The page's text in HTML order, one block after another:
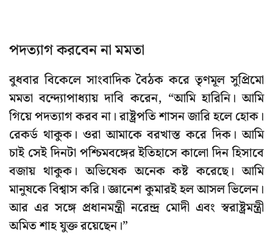
পদত্যাগ করবেন না মমতা
বুধবার বিকেলে সাংবাদিক বৈঠক করে তৃণমূল সুপ্রিমো
মমতা বন্দ্যোপাধ্যায় দাবি করেন, “আমি হারিনি। আমি
গিয়ে পদত্যাগ করব না। রাষ্ট্রপতি শাসন জারি হলে হোক।
রেকর্ড থাকুক। ওরা আমাকে বরখাস্ত করে দিক। আমি
চাই সেই দিনটা পশ্চিমবঙ্গের ইতিহাসে কালো দিন হিসাবে
বজায় থাকুক। অভিষেক অনেক কষ্ট করেছে। আমি
মানুষকে বিশ্বাস করি। জ্ঞানেশ কুমারই হল আসল ভিলেন।
আর এর সঙ্গে প্রধানমন্ত্রী নরেন্দ্র মোদী এবং স্বরাষ্ট্রমন্ত্রী
অমিত শাহ যুক্ত রয়েছেন।”